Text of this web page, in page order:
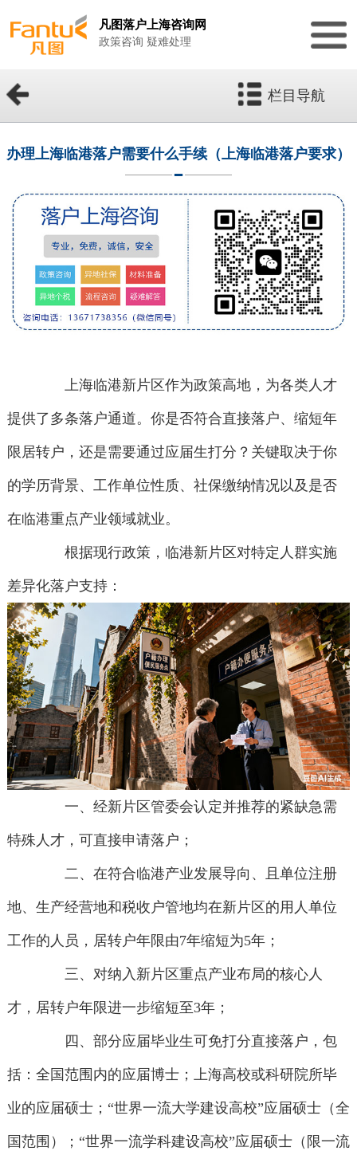
凡图落户上海咨询网
政策咨询 疑难处理
栏目导航
办理上海临港落户需要什么手续（上海临港落户要求）
上海临港新片区作为政策高地，为各类人才
提供了多条落户通道。你是否符合直接落户、缩短年
限居转户，还是需要通过应届生打分？关键取决于你
的学历背景、工作单位性质、社保缴纳情况以及是否
在临港重点产业领域就业。
根据现行政策，临港新片区对特定人群实施
差异化落户支持：
一、经新片区管委会认定并推荐的紧缺急需
特殊人才，可直接申请落户；
二、在符合临港产业发展导向、且单位注册
地、生产经营地和税收户管地均在新片区的用人单位
工作的人员，居转户年限由7年缩短为5年；
三、对纳入新片区重点产业布局的核心人
才，居转户年限进一步缩短至3年；
四、部分应届毕业生可免打分直接落户，包
括：全国范围内的应届博士；上海高校或科研院所毕
业的应届硕士；“世界一流大学建设高校”应届硕士（全
国范围）；“世界一流学科建设高校”应届硕士（限一流